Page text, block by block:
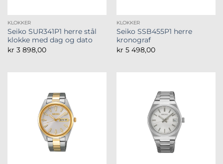
KLOKKER
Seiko SUR341P1 herre stål
klokke med dag og dato
kr 3 898,00
KLOKKER
Seiko SSB455P1 herre
kronograf
kr 5 498,00